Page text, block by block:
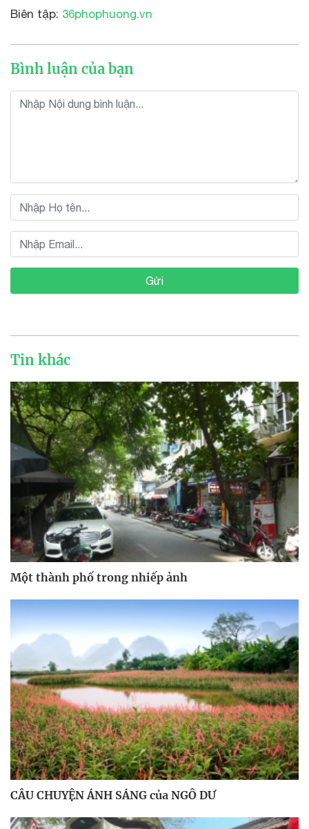
Biên tập: 36phophuong.vn
Bình luận của bạn
Gửi
Tin khác
Một thành phố trong nhiếp ảnh
CÂU CHUYỆN ÁNH SÁNG của NGÔ DƯ